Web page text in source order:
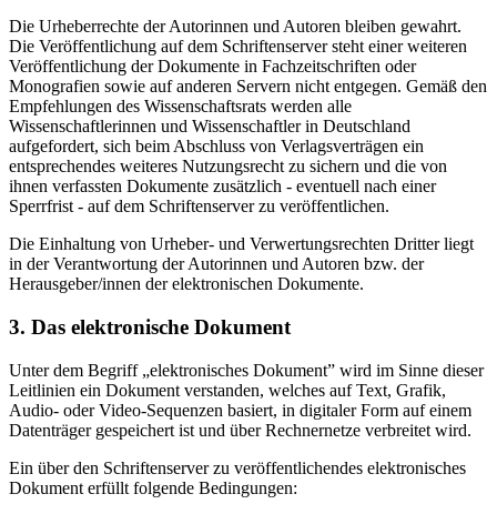
Die Urheberrechte der Autorinnen und Autoren bleiben gewahrt.
Die Veröffentlichung auf dem Schriftenserver steht einer weiteren
Veröffentlichung der Dokumente in Fachzeitschriften oder
Monografien sowie auf anderen Servern nicht entgegen. Gemäß den
Empfehlungen des Wissenschaftsrats werden alle
Wissenschaftlerinnen und Wissenschaftler in Deutschland
aufgefordert, sich beim Abschluss von Verlagsverträgen ein
entsprechendes weiteres Nutzungsrecht zu sichern und die von
ihnen verfassten Dokumente zusätzlich - eventuell nach einer
Sperrfrist - auf dem Schriftenserver zu veröffentlichen.
Die Einhaltung von Urheber- und Verwertungsrechten Dritter liegt
in der Verantwortung der Autorinnen und Autoren bzw. der
Herausgeber/innen der elektronischen Dokumente.
3. Das elektronische Dokument
Unter dem Begriff „elektronisches Dokument” wird im Sinne dieser
Leitlinien ein Dokument verstanden, welches auf Text, Grafik,
Audio- oder Video-Sequenzen basiert, in digitaler Form auf einem
Datenträger gespeichert ist und über Rechnernetze verbreitet wird.
Ein über den Schriftenserver zu veröffentlichendes elektronisches
Dokument erfüllt folgende Bedingungen: